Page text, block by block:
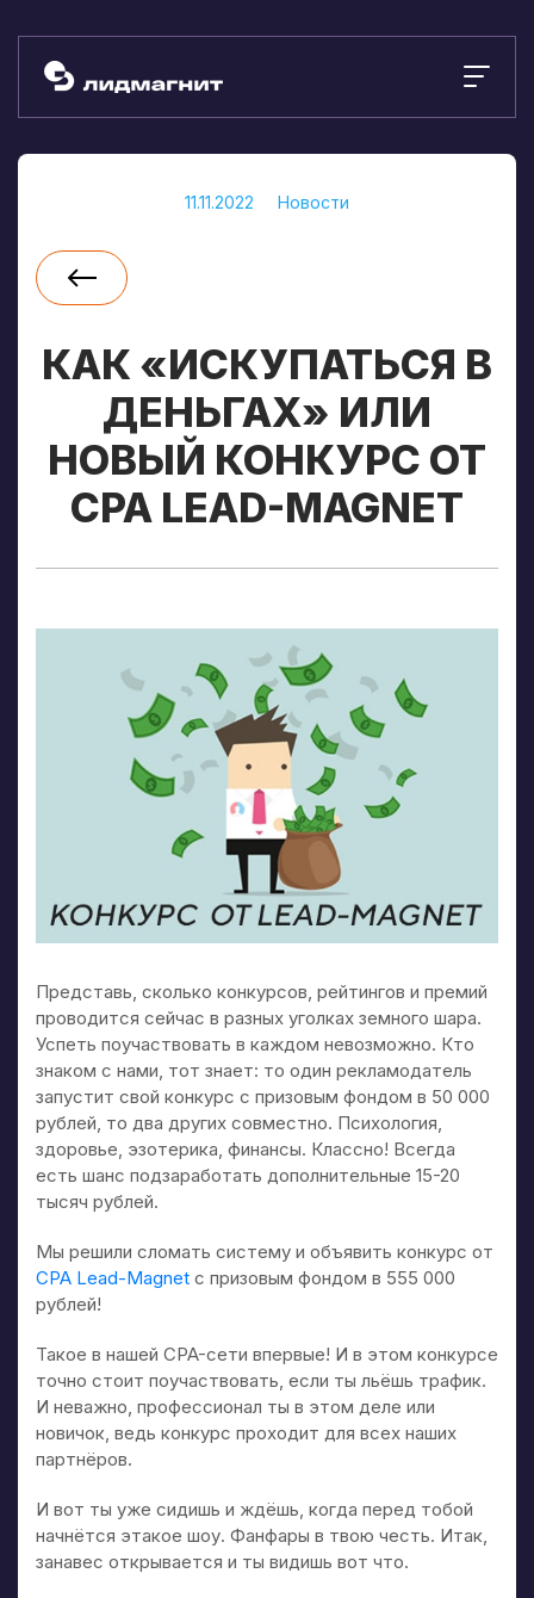
11.11.2022 Новости
КАК «ИСКУПАТЬСЯ В
ДЕНЬГАХ» ИЛИ
НОВЫЙ КОНКУРС ОТ
CPA LEAD-MAGNET
Представь, сколько конкурсов, рейтингов и премий
проводится сейчас в разных уголках земного шара.
Успеть поучаствовать в каждом невозможно. Кто
знаком с нами, тот знает: то один рекламодатель
запустит свой конкурс с призовым фондом в 50 000
рублей, то два других совместно. Психология,
здоровье, эзотерика, финансы. Классно! Всегда
есть шанс подзаработать дополнительные 15-20
тысяч рублей.
Мы решили сломать систему и объявить конкурс от
CPA Lead-Magnet с призовым фондом в 555 000
рублей!
Такое в нашей CPA-сети впервые! И в этом конкурсе
точно стоит поучаствовать, если ты льёшь трафик.
И неважно, профессионал ты в этом деле или
новичок, ведь конкурс проходит для всех наших
партнёров.
И вот ты уже сидишь и ждёшь, когда перед тобой
начнётся этакое шоу. Фанфары в твою честь. Итак,
занавес открывается и ты видишь вот что.